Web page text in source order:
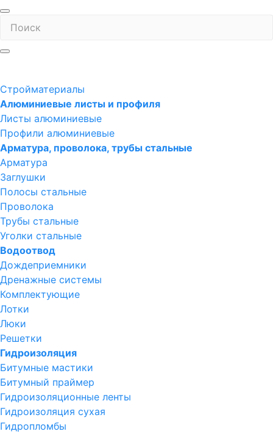
Стройматериалы
Алюминиевые листы и профиля
Листы алюминиевые
Профили алюминиевые
Арматура, проволока, трубы стальные
Арматура
Заглушки
Полосы стальные
Проволока
Трубы стальные
Уголки стальные
Водоотвод
Дождеприемники
Дренажные системы
Комплектующие
Лотки
Люки
Решетки
Гидроизоляция
Битумные мастики
Битумный праймер
Гидроизоляционные ленты
Гидроизоляция сухая
Гидропломбы